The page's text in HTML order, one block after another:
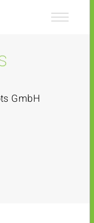
GmbH